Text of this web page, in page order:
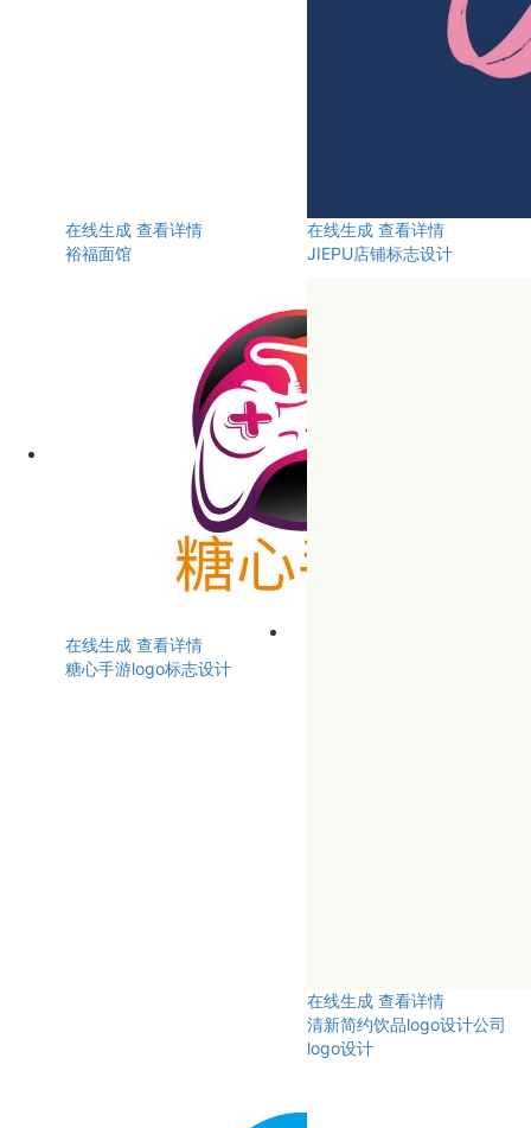
在线生成 查看详情
裕福面馆
在线生成 查看详情
JIEPU店铺标志设计
在线生成 查看详情
糖心手游logo标志设计
在线生成 查看详情
清新简约饮品logo设计公司
logo设计